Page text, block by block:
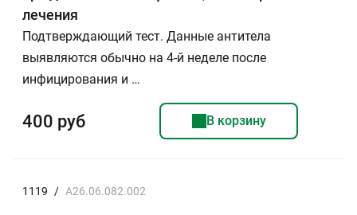
лечения
Подтверждающий тест. Данные антитела
выявляются обычно на 4-й неделе после
инфицирования и …
400 руб В корзину
1119 / A26.06.082.002